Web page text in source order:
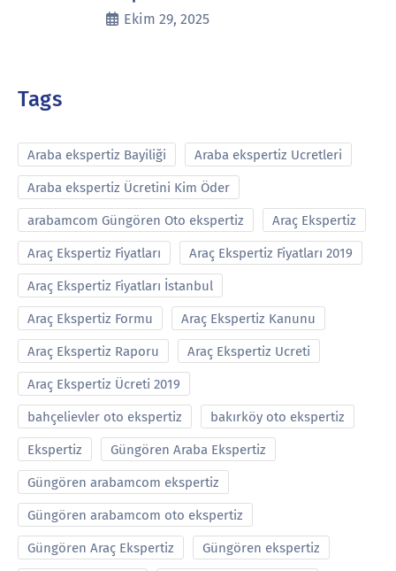
Ekim 29, 2025
Tags
Araba ekspertiz Bayiliği Araba ekspertiz Ucretleri
Araba ekspertiz Ücretini Kim Öder
arabamcom Güngören Oto ekspertiz Araç Ekspertiz
Araç Ekspertiz Fiyatları Araç Ekspertiz Fiyatları 2019
Araç Ekspertiz Fiyatları İstanbul
Araç Ekspertiz Formu Araç Ekspertiz Kanunu
Araç Ekspertiz Raporu Araç Ekspertiz Ucreti
Araç Ekspertiz Ücreti 2019
bahçelievler oto ekspertiz bakırköy oto ekspertiz
Ekspertiz Güngören Araba Ekspertiz
Güngören arabamcom ekspertiz
Güngören arabamcom oto ekspertiz
Güngören Araç Ekspertiz Güngören ekspertiz